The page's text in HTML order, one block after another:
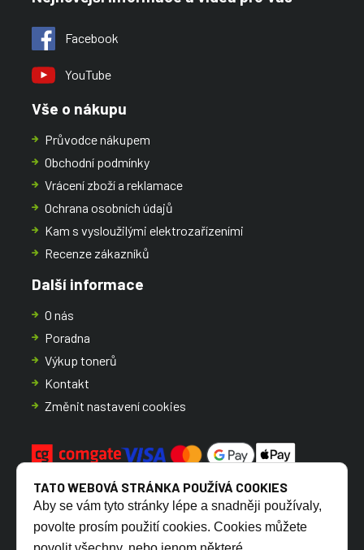
Facebook
YouTube
Vše o nákupu
Průvodce nákupem
Obchodní podmínky
Vrácení zboží a reklamace
Ochrana osobních údajů
Kam s vysloužilými elektrozařízeními
Recenze zákazníků
Další informace
O nás
Poradna
Výkup tonerů
Kontakt
Změnit nastavení cookies
TATO WEBOVÁ STRÁNKA POUŽÍVÁ COOKIES
Aby se vám tyto stránky lépe a snadněji používaly,
povolte prosím použití cookies. Cookies můžete